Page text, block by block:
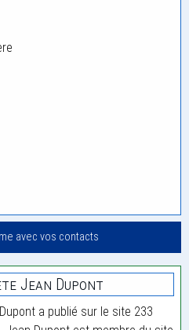
avec vos contacts
Jean Dupont
a publié sur le site 233